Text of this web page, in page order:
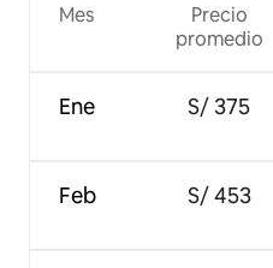
Mes
Ene
Feb
Precio
promedio
S/ 375
S/ 453